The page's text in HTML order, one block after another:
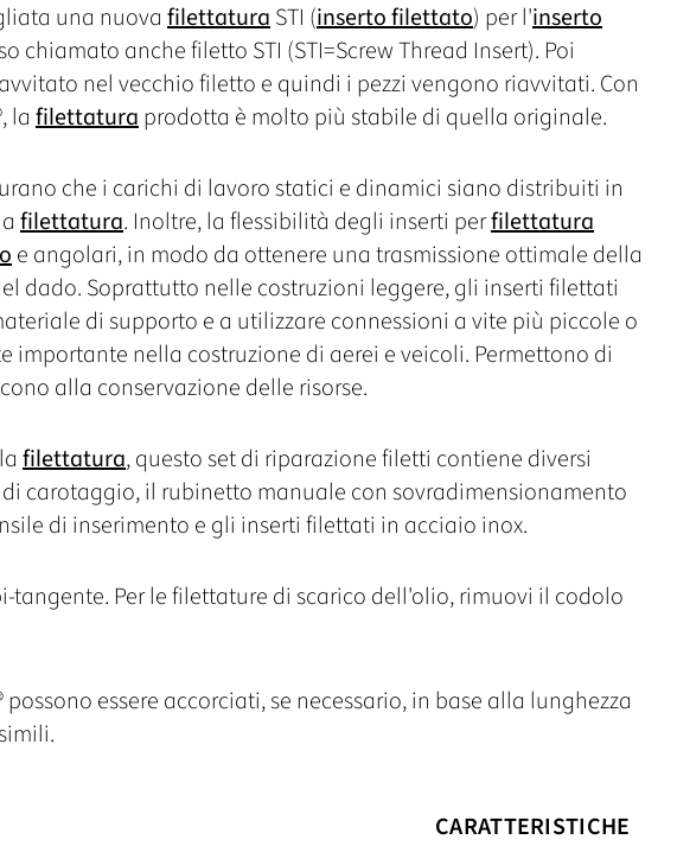
una nuova filettaturaSTI (inserto filettato) per l'inserto
chiamato anche filetto STI (STI=Screw Thread Insert). Poi
nel vecchio filetto e quindi i pezzi vengono riavvitati. Con
la filettaturaprodotta è molto più stabile di quella originale.
che i carichi di lavoro statici e dinamici siano distribuiti in
filettatura. Inoltre, la flessibilità degli inserti perfilettatura
e angolari, in modo da ottenere una trasmissione ottimale della
dado. Soprattutto nelle costruzioni leggere, gli inserti filettati
di supporto e a utilizzare connessioni a vite più piccole o
importante nella costruzione di aerei e veicoli. Permettono di
alla conservazione delle risorse.
filettatura, questo set di riparazione filetti contiene diversi
carotaggio, il rubinetto manuale con sovradimensionamento
di inserimento e gli inserti filettati in acciaio inox.
tangente. Per le filettature di scarico dell'olio, rimuovi il codolo
possono essere accorciati, se necessario, in base alla lunghezza
CARATTERISTICHE